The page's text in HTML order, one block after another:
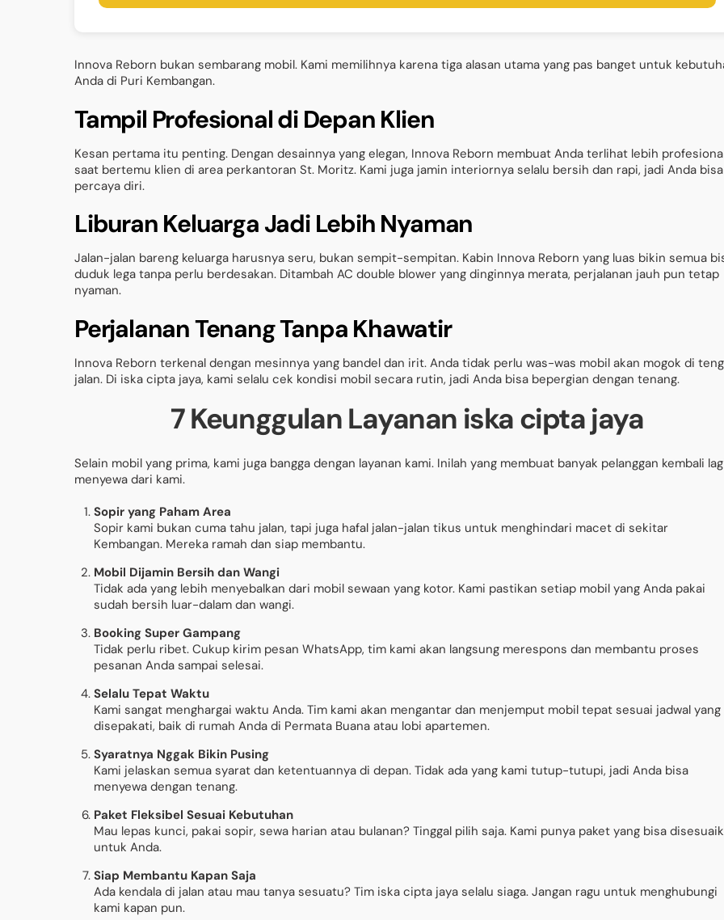
Innova Reborn bukan sembarang mobil. Kami memilihnya karena tiga alasan utama yang pas banget untuk
Anda di Puri Kembangan.
Tampil Profesional di Depan Klien
Kesan pertama itu penting. Dengan desainnya yang elegan, Innova Reborn membuat Anda terlihat lebih
saat bertemu klien di area perkantoran St. Moritz. Kami juga jamin interiornya selalu bersih dan rapi, jadi Anda bisa
percaya diri.
Liburan Keluarga Jadi Lebih Nyaman
Jalan-jalan bareng keluarga harusnya seru, bukan sempit-sempitan. Kabin Innova Reborn yang luas bikin semua
duduk lega tanpa perlu berdesakan. Ditambah AC double blower yang dinginnya merata, perjalanan jauh pun tetap
nyaman.
Perjalanan Tenang Tanpa Khawatir
Innova Reborn terkenal dengan mesinnya yang bandel dan irit. Anda tidak perlu was-was mobil akan mogok di
jalan. Di iska cipta jaya, kami selalu cek kondisi mobil secara rutin, jadi Anda bisa bepergian dengan tenang.
7 Keunggulan Layanan iska cipta jaya
Selain mobil yang prima, kami juga bangga dengan layanan kami. Inilah yang membuat banyak pelanggan kembali
menyewa dari kami.
Sopir yang Paham Area
Sopir kami bukan cuma tahu jalan, tapi juga hafal jalan-jalan tikus untuk menghindari macet di sekitar
Kembangan. Mereka ramah dan siap membantu.
Mobil Dijamin Bersih dan Wangi
Tidak ada yang lebih menyebalkan dari mobil sewaan yang kotor. Kami pastikan setiap mobil yang Anda pakai
sudah bersih luar-dalam dan wangi.
Booking Super Gampang
Tidak perlu ribet. Cukup kirim pesan WhatsApp, tim kami akan langsung merespons dan membantu proses
pesanan Anda sampai selesai.
Selalu Tepat Waktu
Kami sangat menghargai waktu Anda. Tim kami akan mengantar dan menjemput mobil tepat sesuai jadwal yang
disepakati, baik di rumah Anda di Permata Buana atau lobi apartemen.
Syaratnya Nggak Bikin Pusing
Kami jelaskan semua syarat dan ketentuannya di depan. Tidak ada yang kami tutup-tutupi, jadi Anda bisa
menyewa dengan tenang.
Paket Fleksibel Sesuai Kebutuhan
Mau lepas kunci, pakai sopir, sewa harian atau bulanan? Tinggal pilih saja. Kami punya paket yang bisa
untuk Anda.
Siap Membantu Kapan Saja
Ada kendala di jalan atau mau tanya sesuatu? Tim iska cipta jaya selalu siaga. Jangan ragu untuk menghubungi
kami kapan pun.